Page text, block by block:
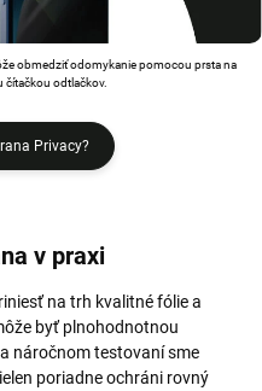
obmedziť odomykanie pomocou prsta na
čítačkou odtlačkov.
Privacy?
v praxi
na trh kvalitné fólie a
byť plnohodnotnou
náročnom testovaní sme
poriadne ochráni rovný